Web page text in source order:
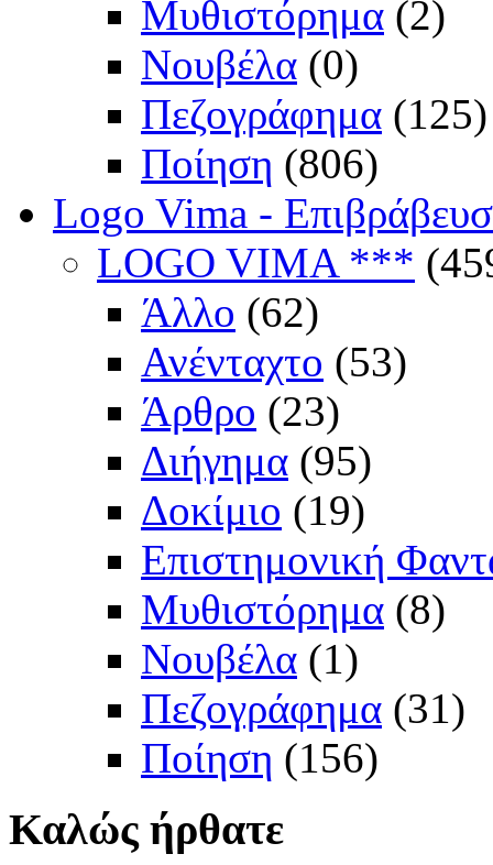
Μυθιστόρημα (2)
Νουβέλα (0)
Πεζογράφημα (125)
Ποίηση (806)
Logo Vima -
LOGO VIMA ***
Άλλο (62)
Ανένταχτο (53)
Άρθρο (23)
Διήγημα (95)
Δοκίμιο (19)
Επιστημονική
Μυθιστόρημα (8)
Νουβέλα (1)
Πεζογράφημα (31)
Ποίηση (156)
Καλώς ήρθατε